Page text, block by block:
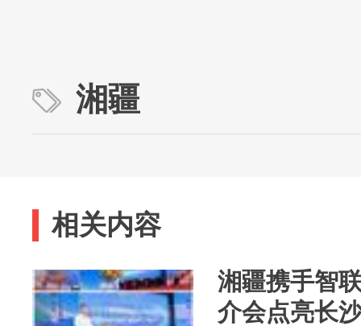
湘疆
相关内容
湘疆携手智
介会点亮长